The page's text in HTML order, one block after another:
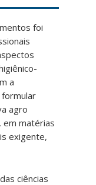
foi
a
agro
em matérias
exigente,
ciências